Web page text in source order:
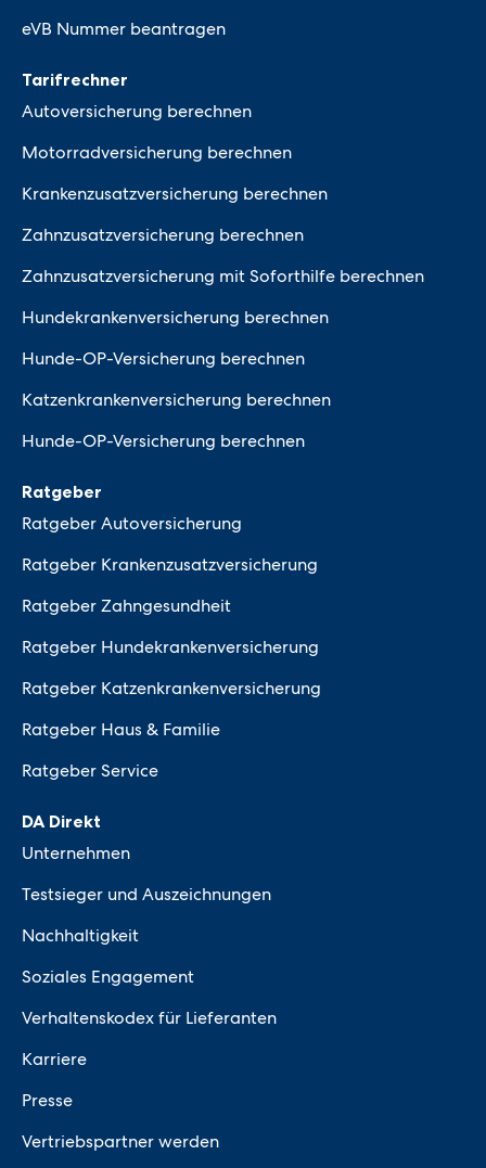
eVB Nummer beantragen
Tarifrechner
Autoversicherung berechnen
Motorradversicherung berechnen
Krankenzusatzversicherung berechnen
Zahnzusatzversicherung berechnen
Zahnzusatzversicherung mit Soforthilfe berechnen
Hundekrankenversicherung berechnen
Hunde-OP-Versicherung berechnen
Katzenkrankenversicherung berechnen
Hunde-OP-Versicherung berechnen
Ratgeber
Ratgeber Autoversicherung
Ratgeber Krankenzusatzversicherung
Ratgeber Zahngesundheit
Ratgeber Hundekrankenversicherung
Ratgeber Katzenkrankenversicherung
Ratgeber Haus & Familie
Ratgeber Service
DA Direkt
Unternehmen
Testsieger und Auszeichnungen
Nachhaltigkeit
Soziales Engagement
Verhaltenskodex für Lieferanten
Karriere
Presse
Vertriebspartner werden